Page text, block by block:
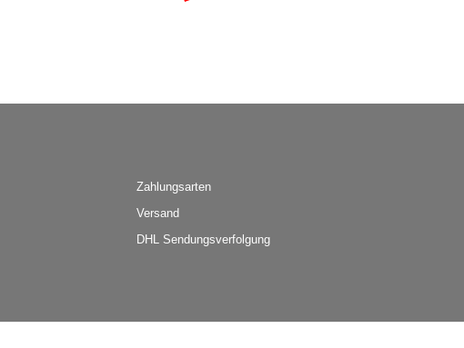
Zahlungsarten
Versand
DHL Sendungsverfolgung